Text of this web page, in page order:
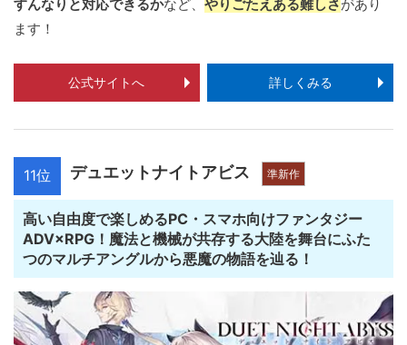
すんなりと対応できるかなど、 やりごたえある難しさがあり
ます！
公式サイトへ 詳しくみる
11位 デュエットナイトアビス 準新作
高い自由度で楽しめるPC・スマホ向けファンタジー
ADV×RPG！魔法と機械が共存する大陸を舞台にふた
つのマルチアングルから悪魔の物語を辿る！